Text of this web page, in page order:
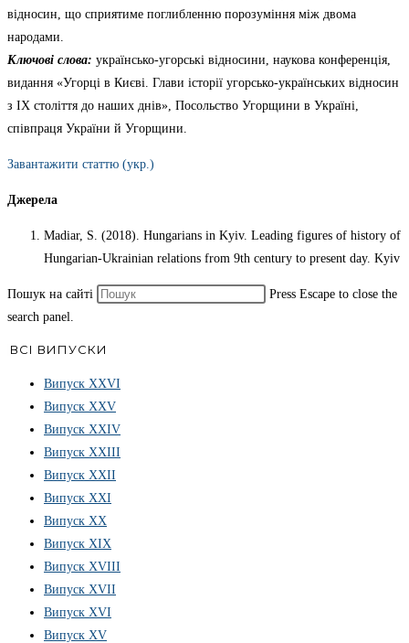
відносин, що сприятиме поглибленню порозуміння між двома
народами.
Ключові слова: українсько-угорські відносини, наукова конференція,
видання «Угорці в Києві. Глави історії угорсько-українських відносин
з ІХ століття до наших днів», Посольство Угорщини в Україні,
співпраця України й Угорщини.
Завантажити статтю (укр.)
Джерела
Madiar, S. (2018). Hungarians in Kyiv. Leading figures of history of
Hungarian-Ukrainian relations from 9th century to present day. Kyiv
Пошук на сайті
Press Escape to close the
search panel.
ВСІ ВИПУСКИ
Випуск ХХVІ
Випуск XXV
Випуск XXIV
Випуск XXIII
Випуск XXII
Випуск XXI
Випуск XX
Випуск XIX
Випуск XVIII
Випуск XVII
Випуск XVI
Випуск XV